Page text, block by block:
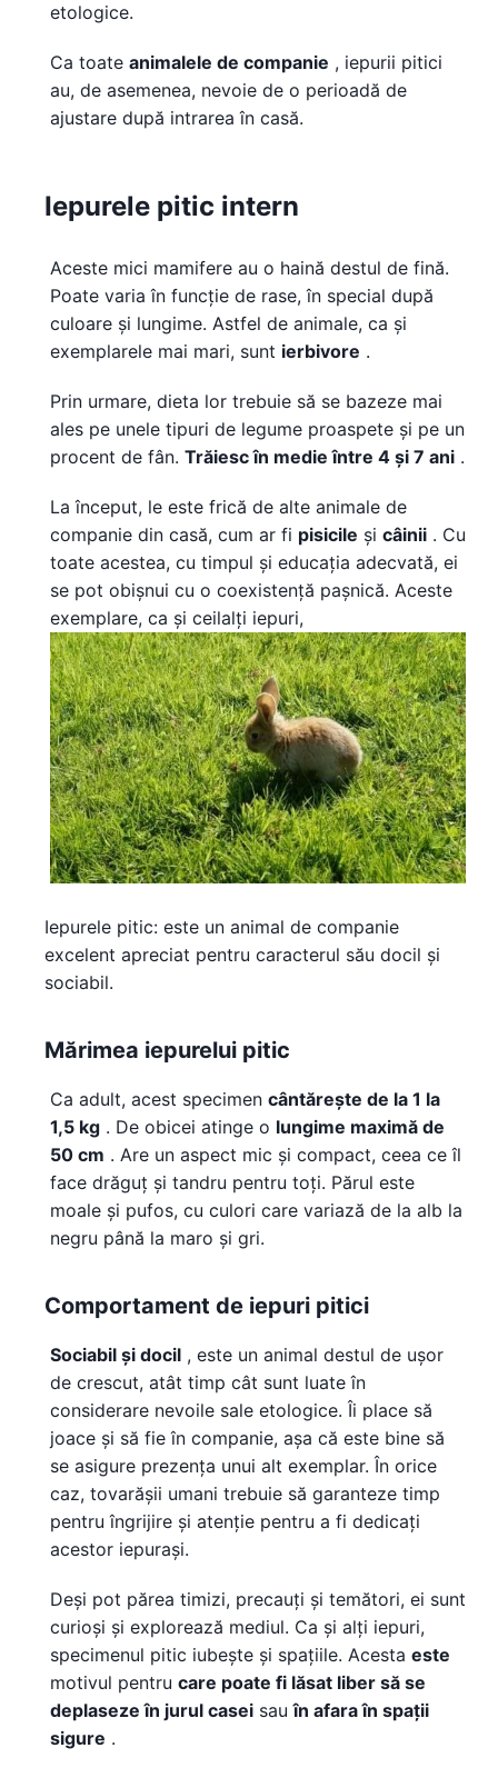
etologice.
Ca toate animalele de companie , iepurii pitici
au, de asemenea, nevoie de o perioadă de
ajustare după intrarea în casă.
Iepurele pitic intern
Aceste mici mamifere au o haină destul de fină.
Poate varia în funcție de rase, în special după
culoare și lungime. Astfel de animale, ca și
exemplarele mai mari, sunt ierbivore .
Prin urmare, dieta lor trebuie să se bazeze mai
ales pe unele tipuri de legume proaspete și pe un
procent de fân. Trăiesc în medie între 4 și 7 ani .
La început, le este frică de alte animale de
companie din casă, cum ar fi pisicile și câinii . Cu
toate acestea, cu timpul și educația adecvată, ei
se pot obișnui cu o coexistență pașnică. Aceste
exemplare, ca și ceilalți iepuri,
Iepurele pitic: este un animal de companie
excelent apreciat pentru caracterul său docil și
sociabil.
Mărimea iepurelui pitic
Ca adult, acest specimen cântărește de la 1 la
1,5 kg . De obicei atinge o lungime maximă de
50 cm . Are un aspect mic și compact, ceea ce îl
face drăguț și tandru pentru toți. Părul este
moale și pufos, cu culori care variază de la alb la
negru până la maro și gri.
Comportament de iepuri pitici
Sociabil și docil , este un animal destul de ușor
de crescut, atât timp cât sunt luate în
considerare nevoile sale etologice. Îi place să
joace și să fie în companie, așa că este bine să
se asigure prezența unui alt exemplar. În orice
caz, tovarășii umani trebuie să garanteze timp
pentru îngrijire și atenție pentru a fi dedicați
acestor iepurași.
Deși pot părea timizi, precauți și temători, ei sunt
curioși și explorează mediul. Ca și alți iepuri,
specimenul pitic iubește și spațiile. Acesta este
motivul pentru care poate fi lăsat liber să se
deplaseze în jurul casei sauîn afara în spații
sigure .